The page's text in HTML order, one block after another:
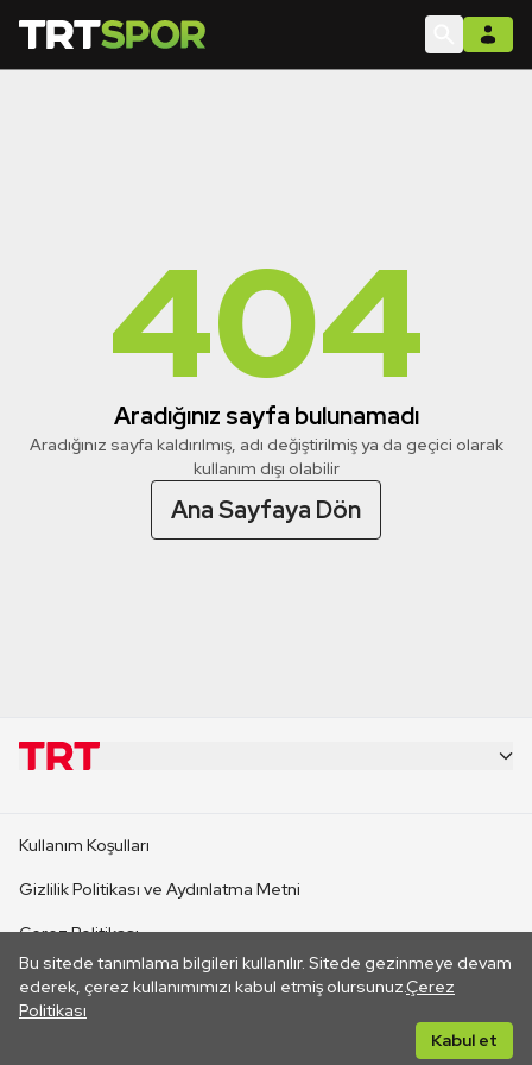
404
Aradığınız sayfa bulunamadı
Aradığınız sayfa kaldırılmış, adı değiştirilmiş ya da geçici olarak
kullanım dışı olabilir
Ana Sayfaya Dön
Bu sitede tanımlama bilgileri kullanılır. Sitede gezinmeye devam
ederek, çerez kullanımımızı kabul etmiş olursunuz.Çerez
Politikası
Kabul et
CANLI YAYINLAR
Kullanım Koşulları
Gizlilik Politikası ve Aydınlatma Metni
Çerez Politikası
İletişim
Her hakkı saklıdır. ©2026 TRT. Bağlantı yoluyla gidilen dış